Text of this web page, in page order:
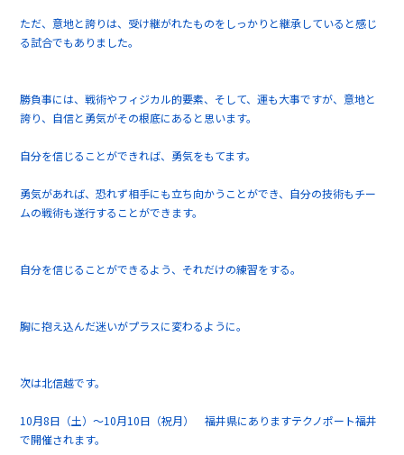
ただ、意地と誇りは、受け継がれたものをしっかりと継承していると感じ
る試合でもありました。
勝負事には、戦術やフィジカル的要素、そして、運も大事ですが、意地と
誇り、自信と勇気がその根底にあると思います。
自分を信じることができれば、勇気をもてます。
勇気があれば、恐れず相手にも立ち向かうことができ、自分の技術もチー
ムの戦術も遂行することができます。
自分を信じることができるよう、それだけの練習をする。
胸に抱え込んだ迷いがプラスに変わるように。
次は北信越です。
10月8日（土）～10月10日（祝月） 福井県にありますテクノポート福井
で開催されます。